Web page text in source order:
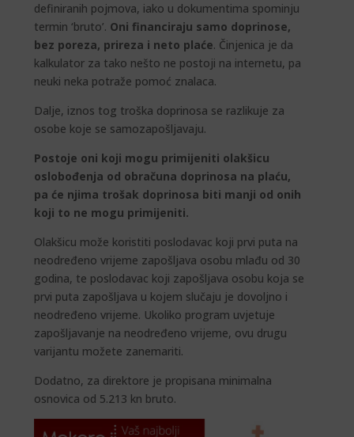
definiranih pojmova, iako u dokumentima spominju
termin ‘bruto’. Oni financiraju samo doprinose,
bez poreza, prireza i neto plaće. Činjenica je da
kalkulator za tako nešto ne postoji na internetu, pa
neuki neka potraže pomoć znalaca.
Dalje, iznos tog troška doprinosa se razlikuje za
osobe koje se samozapošljavaju.
Postoje oni koji mogu primijeniti olakšicu
oslobođenja od obračuna doprinosa na plaću,
pa će njima trošak doprinosa biti manji od onih
koji to ne mogu primijeniti.
Olakšicu može koristiti poslodavac koji prvi puta na
neodređeno vrijeme zapošljava osobu mlađu od 30
godina, te poslodavac koji zapošljava osobu koja se
prvi puta zapošljava u kojem slučaju je dovoljno i
neodređeno vrijeme. Ukoliko program uvjetuje
zapošljavanje na neodređeno vrijeme, ovu drugu
varijantu možete zanemariti.
Dodatno, za direktore je propisana minimalna
osnovica od 5.213 kn bruto.